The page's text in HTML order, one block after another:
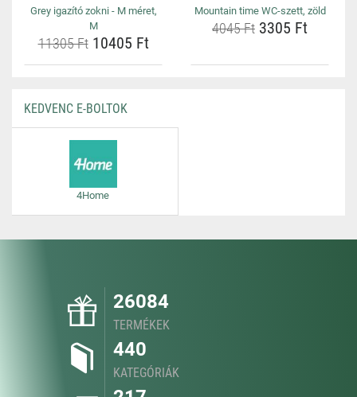
Grey igazító zokni - M méret,
M
11305 Ft10405 Ft
Mountain time WC-szett, zöld
4045 Ft 3305 Ft
KEDVENC E-BOLTOK
4Home
26084
TERMÉKEK
440
KATEGÓRIÁK